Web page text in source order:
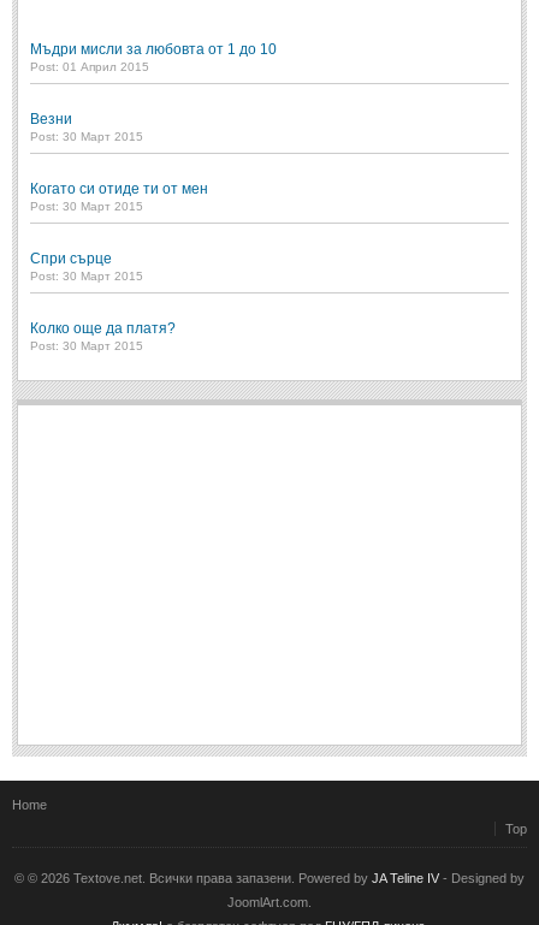
Мъдри мисли за любовта от 1 до 10
Post: 01 Април 2015
Везни
Post: 30 Март 2015
Когато си отиде ти от мен
Post: 30 Март 2015
Спри сърце
Post: 30 Март 2015
Колко още да платя?
Post: 30 Март 2015
Home
Top
© © 2026 Textove.net. Всички права запазени. Powered by JA Teline IV - Designed by
JoomlArt.com.